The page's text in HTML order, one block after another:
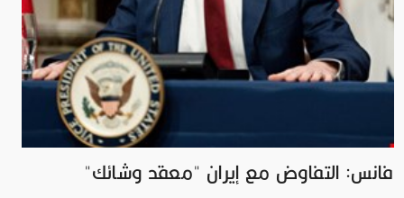
فانس: التفاوض مع إيران "معقد وشائك"